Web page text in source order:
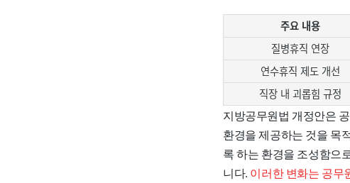
주요 내용
질병휴직 연장
연수휴직 제도 개선
직장 내 괴롭힘 규정
지방공무원법 개정안은
환경을 제공하는 것을 목
록 하는 환경을 조성함으
니다. 이러한 변화는 공무